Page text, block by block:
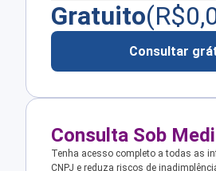
Gratuito(R$
Consultar
Consulta Sob
Tenha acesso completo a todas as
CNPJ e reduza riscos de